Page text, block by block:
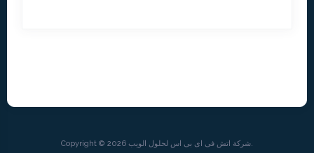
Copyright © 2026 شركة اتش فى اى بى اس لحلول الويب.